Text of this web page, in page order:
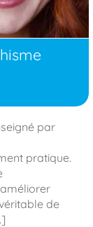
par
pratique.
de